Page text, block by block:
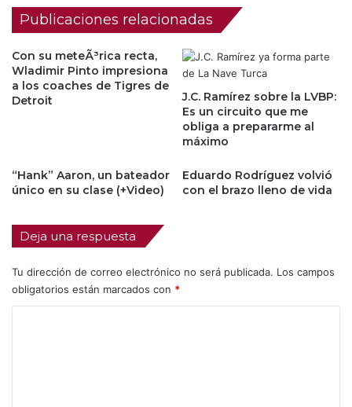
Publicaciones relacionadas
Con su meteÃ³rica recta,
Wladimir Pinto impresiona
a los coaches de Tigres de
Detroit
J.C. Ramírez sobre la LVBP:
Es un circuito que me
obliga a prepararme al
máximo
“Hank” Aaron, un bateador
único en su clase (+Video)
Eduardo Rodríguez volvió
con el brazo lleno de vida
Deja una respuesta
Tu dirección de correo electrónico no será publicada. Los campos
obligatorios están marcados con *